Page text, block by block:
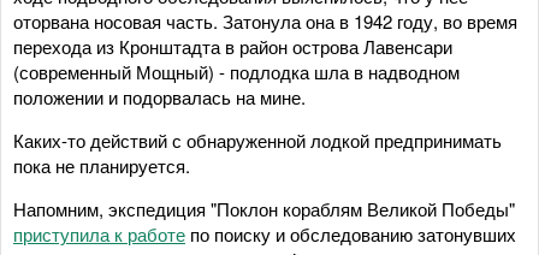
оторвана носовая часть. Затонула она в 1942 году, во время
перехода из Кронштадта в район острова Лавенсари
(современный Мощный) - подлодка шла в надводном
положении и подорвалась на мине.
Каких-то действий с обнаруженной лодкой предпринимать
пока не планируется.
Напомним, экспедиция "Поклон кораблям Великой Победы"
приступила к работе по поиску и обследованию затонувших